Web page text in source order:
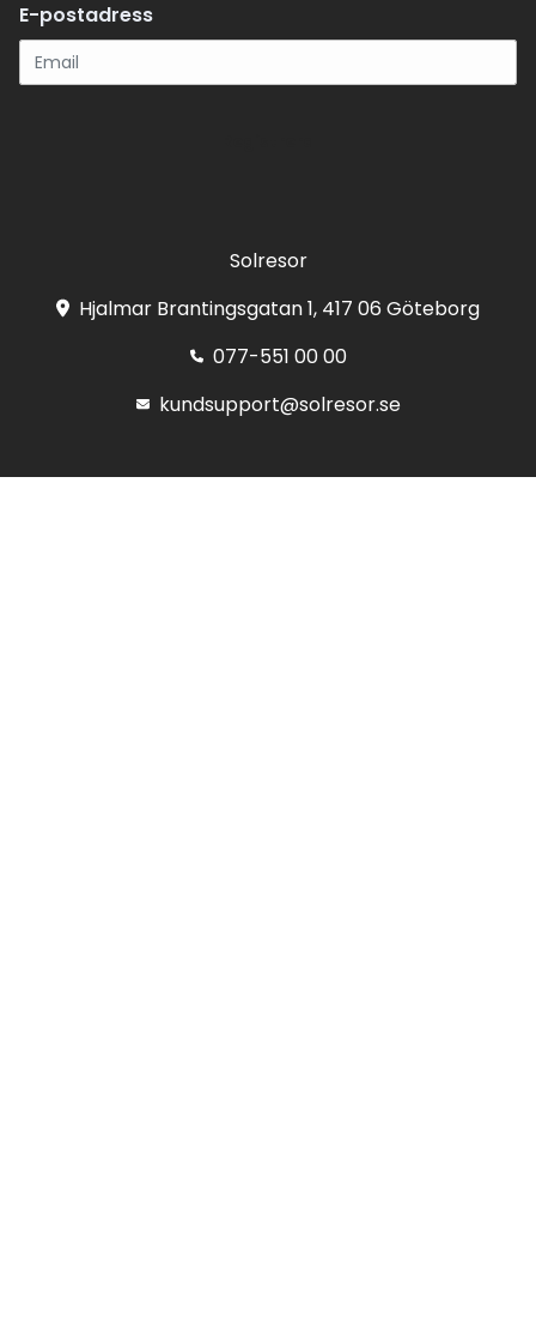
E-postadress
Solresor
Hjalmar Brantingsgatan 1, 417 06 Göteborg
077-551 00 00
kundsupport@solresor.se